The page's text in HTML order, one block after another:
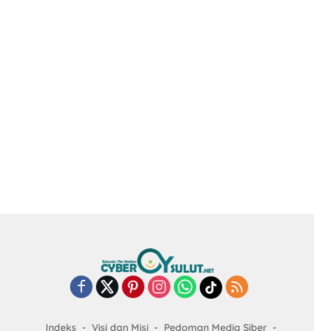
Indeks Visi dan Misi Pedoman Media Siber